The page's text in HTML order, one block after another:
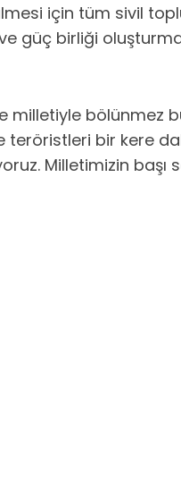
için tüm sivil
güç birliği
milletiyle bölünmez
teröristleri bir kere
Milletimizin başı